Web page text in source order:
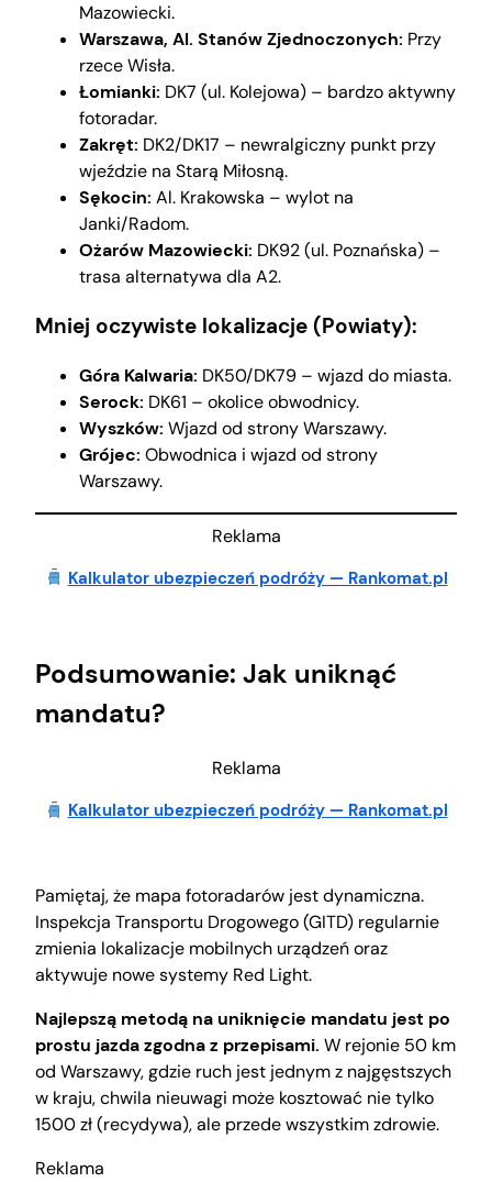
Mazowiecki.
Warszawa, Al. Stanów Zjednoczonych: Przy
rzece Wisła.
Łomianki: DK7 (ul. Kolejowa) – bardzo aktywny
fotoradar.
Zakręt: DK2/DK17 – newralgiczny punkt przy
wjeździe na Starą Miłosną.
Sękocin: Al. Krakowska – wylot na
Janki/Radom.
Ożarów Mazowiecki: DK92 (ul. Poznańska) –
trasa alternatywa dla A2.
Mniej oczywiste lokalizacje (Powiaty):
Góra Kalwaria: DK50/DK79 – wjazd do miasta.
Serock: DK61 – okolice obwodnicy.
Wyszków: Wjazd od strony Warszawy.
Grójec: Obwodnica i wjazd od strony
Warszawy.
Reklama
Kalkulator ubezpieczeń podróży — Rankomat.pl
Podsumowanie: Jak uniknąć
mandatu?
Reklama
Kalkulator ubezpieczeń podróży — Rankomat.pl
Pamiętaj, że mapa fotoradarów jest dynamiczna.
Inspekcja Transportu Drogowego (GITD) regularnie
zmienia lokalizacje mobilnych urządzeń oraz
aktywuje nowe systemy Red Light.
Najlepszą metodą na uniknięcie mandatu jest po
prostu jazda zgodna z przepisami. W rejonie 50 km
od Warszawy, gdzie ruch jest jednym z najgęstszych
w kraju, chwila nieuwagi może kosztować nie tylko
1500 zł (recydywa), ale przede wszystkim zdrowie.
Reklama